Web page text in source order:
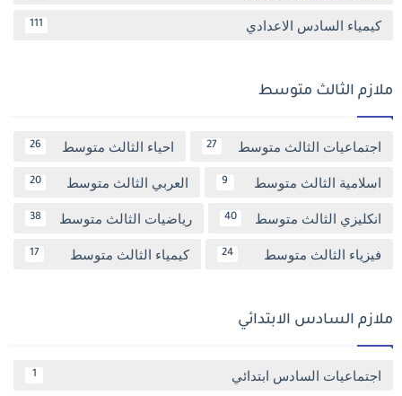
كيمياء السادس الاعدادي 111
ملازم الثالث متوسط
اجتماعيات الثالث متوسط 27 احياء الثالث متوسط 26
اسلامية الثالث متوسط 9 العربي الثالث متوسط 20
انكليزي الثالث متوسط 40 رياضيات الثالث متوسط 38
فيزياء الثالث متوسط 24 كيمياء الثالث متوسط 17
ملازم السادس الابتدائي
اجتماعيات السادس ابتدائي 1